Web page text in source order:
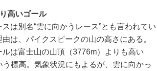
高いゴール
は別名“雲に向かうレース”とも言われてい
由は、パイクスピークの山の高さにある。
ルは富士山の山頂（3776m）よりも高い
う標高。気象状況にもよるが、雲に向かっ